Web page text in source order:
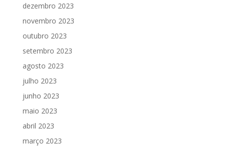
dezembro 2023
novembro 2023
outubro 2023
setembro 2023
agosto 2023
julho 2023
junho 2023
maio 2023
abril 2023
março 2023